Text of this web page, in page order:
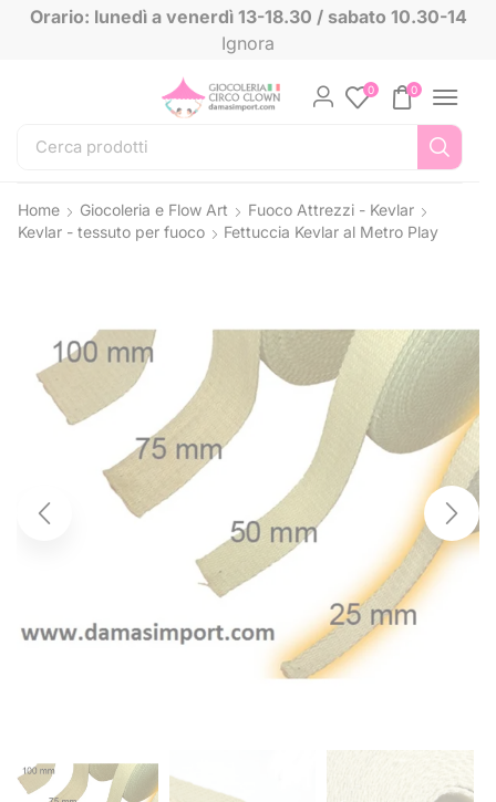
Orario: lunedì a venerdì 13-18.30 / sabato 10.30-14
Ignora
0 0
Home Giocoleria e Flow Art
Fuoco Attrezzi - Kevlar
Kevlar - tessuto per fuoco
Fettuccia Kevlar al Metro Play